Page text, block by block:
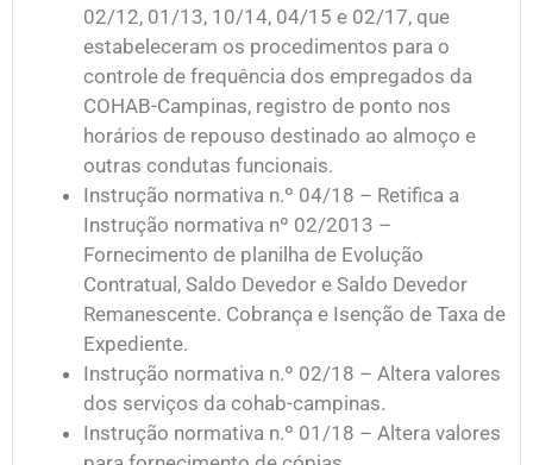
02/12, 01/13, 10/14, 04/15 e 02/17, que
estabeleceram os procedimentos para o
controle de frequência dos empregados da
COHAB-Campinas, registro de ponto nos
horários de repouso destinado ao almoço e
outras condutas funcionais.
Instrução normativa n.º 04/18 – Retifica a
Instrução normativa nº 02/2013 –
Fornecimento de planilha de Evolução
Contratual, Saldo Devedor e Saldo Devedor
Remanescente. Cobrança e Isenção de Taxa de
Expediente.
Instrução normativa n.º 02/18 – Altera valores
dos serviços da cohab-campinas.
Instrução normativa n.º 01/18 – Altera valores